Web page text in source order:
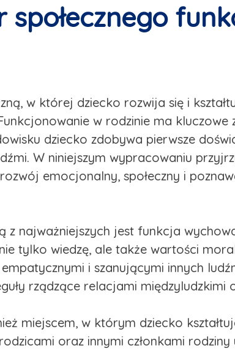
w której dziecko rozwija się i
w rodzinie ma kluczowe
dziecko zdobywa pierwsze
W niniejszym wypracowaniu
emocjonalny, społeczny i
z najważniejszych jest funkcja
tylko wiedzę, ale także wartości
i szanującymi innych
rządzące relacjami
miejscem, w którym dziecko
oraz innymi członkami